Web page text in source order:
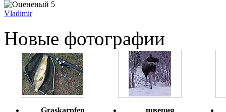
Vladimir
Новые фотографии
Graskarpfen
швеция